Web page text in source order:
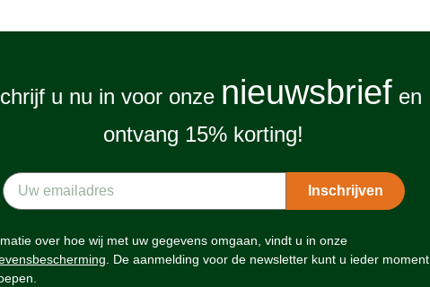
u nu in voor onze nieuwsbrief en
ontvang 15% korting!
over hoe wij met uw gegevens omgaan, vindt u in onze
. De aanmelding voor de newsletter kunt u ieder moment